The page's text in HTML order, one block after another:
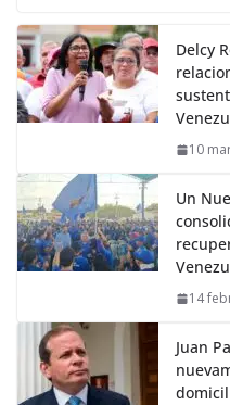
Delcy
10
Un
14
Juan